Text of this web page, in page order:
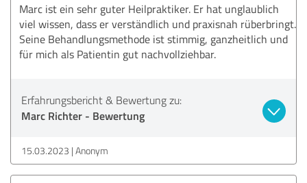
Marc ist ein sehr guter Heilpraktiker. Er hat unglaublich
viel wissen, dass er verständlich und praxisnah rüberbringt.
Seine Behandlungsmethode ist stimmig, ganzheitlich und
für mich als Patientin gut nachvollziehbar.
Erfahrungsbericht & Bewertung zu:
Marc Richter - Bewertung
15.03.2023 Anonym